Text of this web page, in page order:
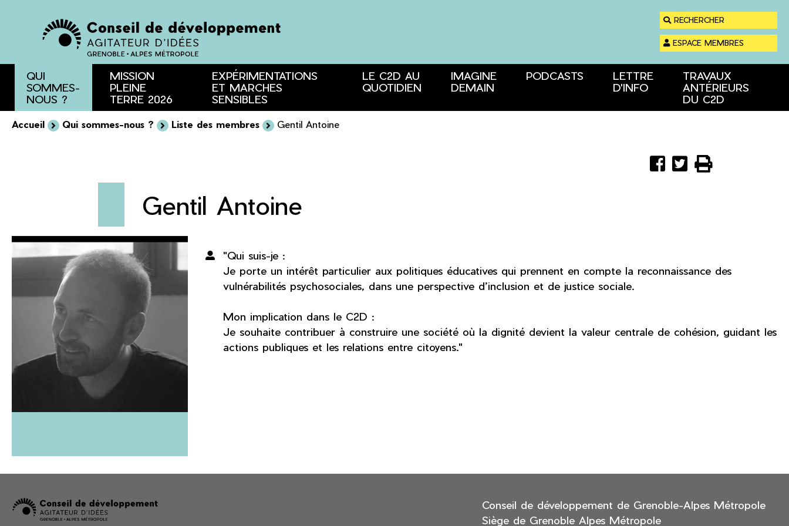
Recherche
RECHERCHER
ESPACE MEMBRES
QUI
SOMMES-
NOUS ?
MISSION
PLEINE
TERRE 2026
EXPÉRIMENTATIONS
ET MARCHES
SENSIBLES
LE C2D AU
QUOTIDIEN
IMAGINE
DEMAIN
PODCASTS
LETTRE
D'INFO
TRAVAUX
ANTÉRIEURS
DU C2D
Accueil Qui sommes-nous ? Liste des membres Gentil Antoine
Partager
sur
 Partager
sur
 Imprimer

Gentil Antoine
"Qui suis-je :
Je porte un intérêt particulier aux politiques éducatives qui prennent en compte la reconnaissance des
vulnérabilités psychosociales, dans une perspective d’inclusion et de justice sociale.
Mon implication dans le C2D :
Je souhaite contribuer à construire une société où la dignité devient la valeur centrale de cohésion, guidant les
actions publiques et les relations entre citoyens."
Conseil de développement de Grenoble-Alpes Métropole
Siège de Grenoble Alpes Métropole